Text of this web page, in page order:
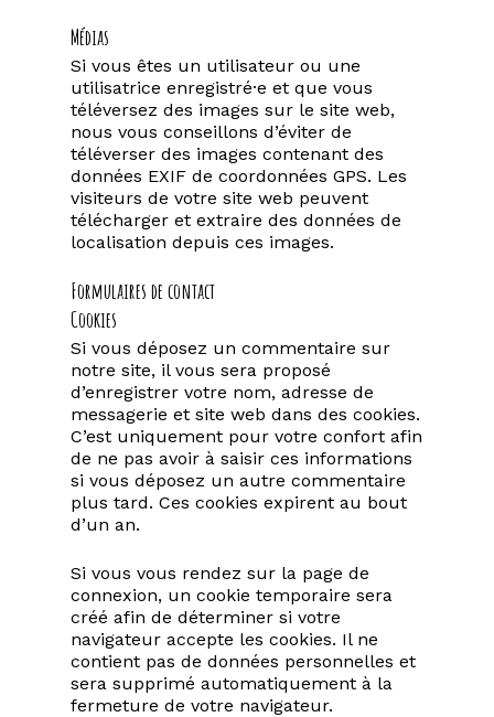
Médias
Si vous êtes un utilisateur ou une
utilisatrice enregistré·e et que vous
téléversez des images sur le site web,
nous vous conseillons d’éviter de
téléverser des images contenant des
données EXIF de coordonnées GPS. Les
visiteurs de votre site web peuvent
télécharger et extraire des données de
localisation depuis ces images.
Formulaires de contact
Cookies
Si vous déposez un commentaire sur
notre site, il vous sera proposé
d’enregistrer votre nom, adresse de
messagerie et site web dans des cookies.
C’est uniquement pour votre confort afin
de ne pas avoir à saisir ces informations
si vous déposez un autre commentaire
plus tard. Ces cookies expirent au bout
d’un an.
Si vous vous rendez sur la page de
connexion, un cookie temporaire sera
créé afin de déterminer si votre
navigateur accepte les cookies. Il ne
contient pas de données personnelles et
sera supprimé automatiquement à la
fermeture de votre navigateur.